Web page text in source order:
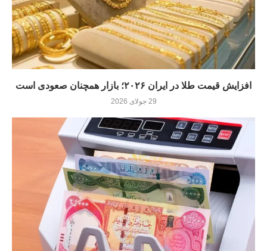
افزایش قیمت طلا در ایران ۲۰۲۶؛ بازار همچنان صعودی است
29 جولای 2026